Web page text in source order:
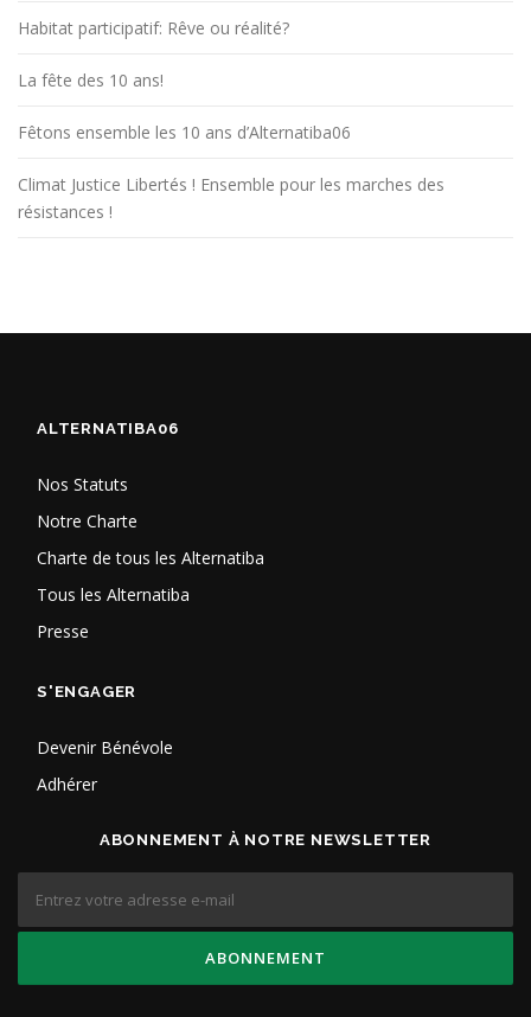
Habitat participatif: Rêve ou réalité?
La fête des 10 ans!
Fêtons ensemble les 10 ans d’Alternatiba06
Climat Justice Libertés ! Ensemble pour les marches des
résistances !
ALTERNATIBA06
Nos Statuts
Notre Charte
Charte de tous les Alternatiba
Tous les Alternatiba
Presse
S'ENGAGER
Devenir Bénévole
Adhérer
ABONNEMENT À NOTRE NEWSLETTER